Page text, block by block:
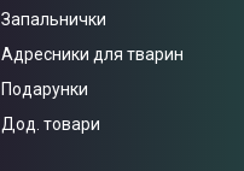
Запальнички
Адресники для тварин
Подарунки
Дод. товари